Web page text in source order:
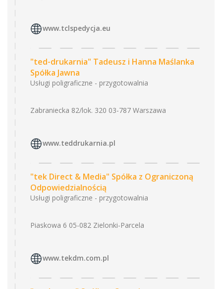
www.tclspedycja.eu
"ted-drukarnia" Tadeusz i Hanna Maślanka
Spółka Jawna
Usługi poligraficzne - przygotowalnia
Zabraniecka 82/lok. 320 03-787 Warszawa
www.teddrukarnia.pl
"tek Direct & Media" Spółka z Ograniczoną
Odpowiedzialnością
Usługi poligraficzne - przygotowalnia
Piaskowa 6 05-082 Zielonki-Parcela
www.tekdm.com.pl